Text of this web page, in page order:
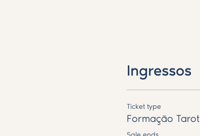
Ingressos
Ticket type
Formação